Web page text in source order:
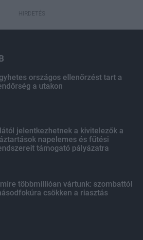
HIRDETÉS
országos ellenőrzést tart a
a utakon
jelentkezhetnek a kivitelezők a
napelemes és fűtési
támogató pályázatra
többmillióan vártunk: szombattól
csökken a riasztás